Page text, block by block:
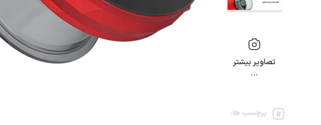
تصاویر بیشتر
…
برچسب ها: